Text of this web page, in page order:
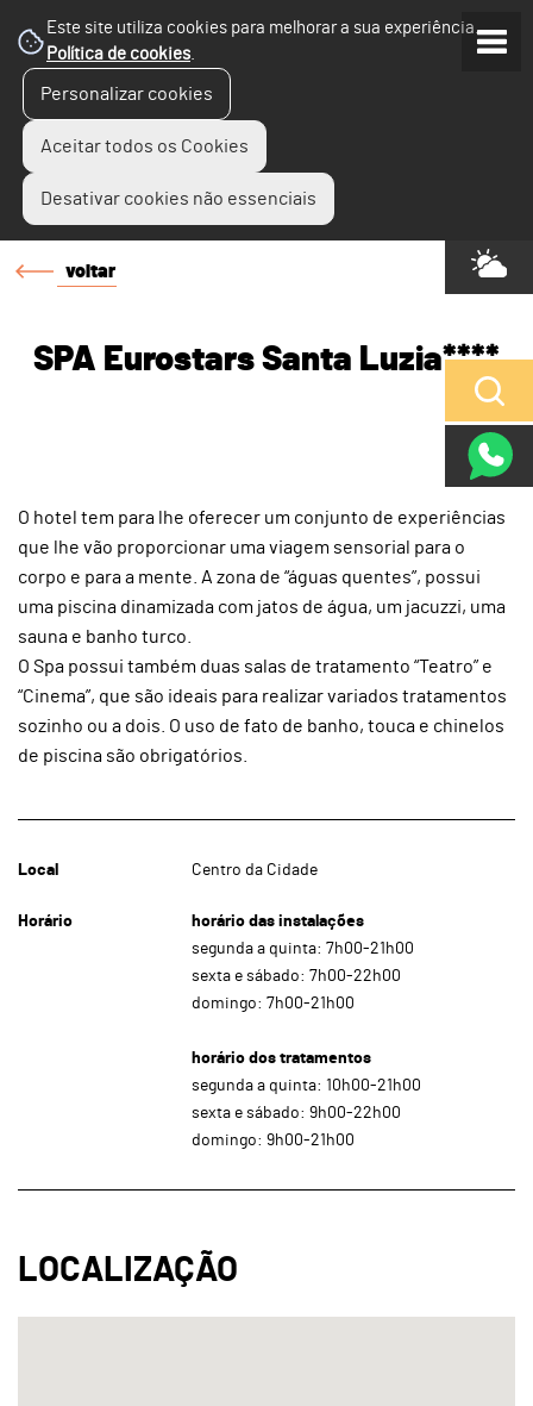
Este site utiliza cookies para melhorar a sua experiência.
Política de cookies.
Personalizar cookies
Aceitar todos os Cookies
Desativar cookies não essenciais
voltar
SPA Eurostars Santa Luzia****
O hotel tem para lhe oferecer um conjunto de experiências
que lhe vão proporcionar uma viagem sensorial para o
corpo e para a mente. A zona de “águas quentes”, possui
uma piscina dinamizada com jatos de água, um jacuzzi, uma
sauna e banho turco.
O Spa possui também duas salas de tratamento “Teatro” e
“Cinema”, que são ideais para realizar variados tratamentos
sozinho ou a dois. O uso de fato de banho, touca e chinelos
de piscina são obrigatórios.
Local Centro da Cidade
Horário
horário das instalações
segunda a quinta: 7h00-21h00
sexta e sábado: 7h00-22h00
domingo: 7h00-21h00
horário dos tratamentos
segunda a quinta: 10h00-21h00
sexta e sábado: 9h00-22h00
domingo: 9h00-21h00